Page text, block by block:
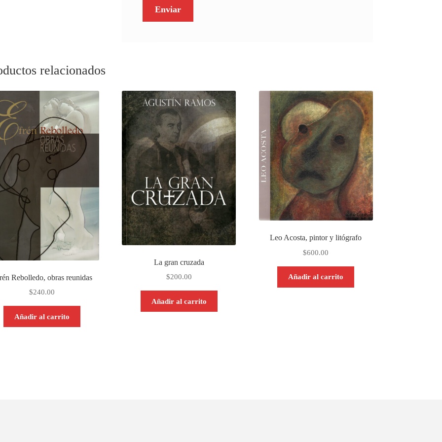
relacionados
Rebolledo, obras reunidas
$240.00
Añadir al carrito
La gran cruzada
$200.00
Añadir al carrito
Leo Acosta, pintor y litógrafo
$600.00
Añadir al carrito